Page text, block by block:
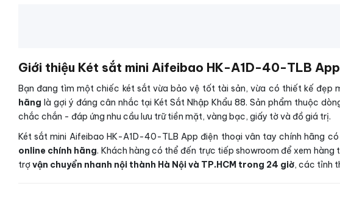
Giới thiệu Két sắt mini Aifeibao HK-A1D-40-TLB
Bạn đang tìm một chiếc két sắt vừa bảo vệ tốt tài sản, vừa có thiết kế đẹp
hãng là gợi ý đáng cân nhắc tại Két Sắt Nhập Khẩu 88. Sản phẩm thuộc
chắc chắn - đáp ứng nhu cầu lưu trữ tiền mặt, vàng bạc, giấy tờ và đồ giá trị.
Két sắt mini Aifeibao HK-A1D-40-TLB App điện thoại vân tay chính hãng
online chính hãng. Khách hàng có thể đến trực tiếp showroom để xem
trợvận chuyển nhanh nội thành Hà Nội và TP.HCM trong 24 giờ, các tỉnh